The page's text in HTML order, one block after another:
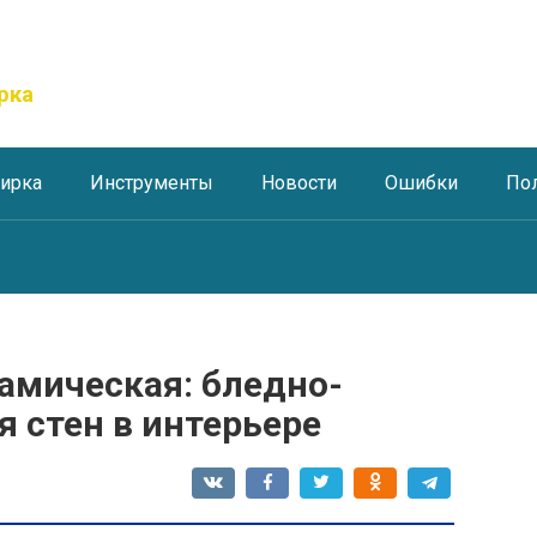
Инструменты Новости Ошибки
бледно-
в интерьере